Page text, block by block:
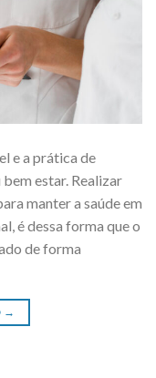
e a prática de
estar. Realizar
manter a saúde em
é dessa forma que o
de forma
→